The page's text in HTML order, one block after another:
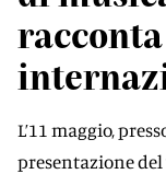
L’11 maggio,
presentazione del